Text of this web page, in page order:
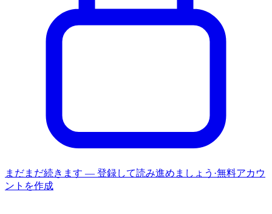
まだまだ続きます — 登録して読み進めましょう ·無料アカウ
ントを作成